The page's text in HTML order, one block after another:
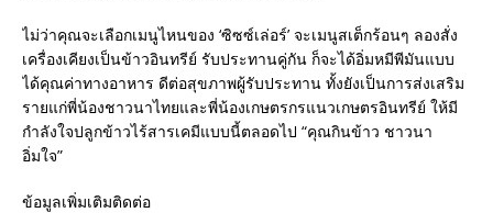
ไม่ว่าคุณจะเลือกเมนูไหนของ ‘ซิซซ์เล่อร์’ จะเมนูสเต็กร้อนๆ ลองสั่ง
เครื่องเคียงเป็นข้าวอินทรีย์ รับประทานคู่กัน ก็จะได้อิ่มหมีพีมันแบบ
ได้คุณค่าทางอาหาร ดีต่อสุขภาพผู้รับประทาน ทั้งยังเป็นการส่งเสริม
รายแก่พี่น้องชาวนาไทยและพี่น้องเกษตรกรแนวเกษตรอินทรีย์ ให้มี
กำลังใจปลูกข้าวไร้สารเคมีแบบนี้ตลอดไป “คุณกินข้าว ชาวนา
อิ่มใจ”
ข้อมูลเพิ่มเติมติดต่อ